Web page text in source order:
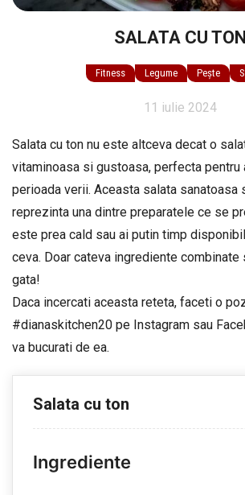
SALATA CU TON
Fitness Legume Pește
11 iulie 2024
Salata cu ton nu este altceva decat o
vitaminoasa si gustoasa, perfecta pentru
perioada verii. Aceasta salata sanatoasa
reprezinta una dintre preparatele ce se
este prea cald sau ai putin timp
ceva. Doar cateva ingrediente
gata!
Daca incercati aceasta reteta, faceti o
#dianaskitchen20 pe Instagram sau
va bucurati de ea.
Salata cu ton
Ingrediente